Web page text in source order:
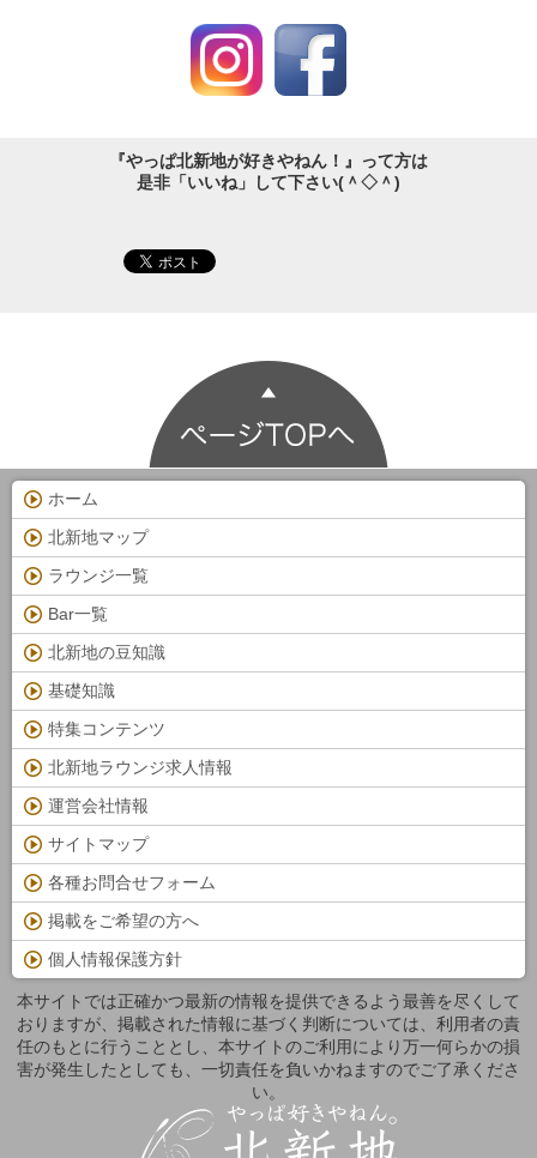
『やっぱ北新地が好きやねん！』って方は
是非「いいね」して下さい(＾◇＾)
ホーム
北新地マップ
ラウンジ一覧
Bar一覧
北新地の豆知識
基礎知識
特集コンテンツ
北新地ラウンジ求人情報
運営会社情報
サイトマップ
各種お問合せフォーム
掲載をご希望の方へ
個人情報保護方針
本サイトでは正確かつ最新の情報を提供できるよう最善を尽くして
おりますが、掲載された情報に基づく判断については、利用者の責
任のもとに行うこととし、本サイトのご利用により万一何らかの損
害が発生したとしても、一切責任を負いかねますのでご了承くださ
い。